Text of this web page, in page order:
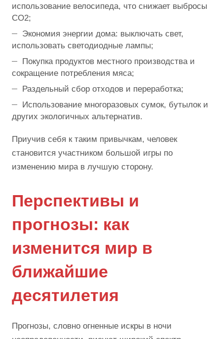
использование велосипеда, что снижает выбросы
СО2;
Экономия энергии дома: выключать свет,
использовать светодиодные лампы;
Покупка продуктов местного производства и
сокращение потребления мяса;
Раздельный сбор отходов и переработка;
Использование многоразовых сумок, бутылок и
других экологичных альтернатив.
Приучив себя к таким привычкам, человек
становится участником большой игры по
изменению мира в лучшую сторону.
Перспективы и
прогнозы: как
изменится мир в
ближайшие
десятилетия
Прогнозы, словно огненные искры в ночи